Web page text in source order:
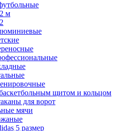
м
щитом и кольцом
для ворот
мячи
5 размер